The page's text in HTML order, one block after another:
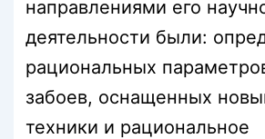
направлениями его
деятельности были:
рациональных
забоев, оснащенных
техники и рациональное